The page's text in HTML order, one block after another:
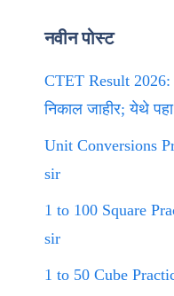
नवीन पोस्ट
CTET Result 2026:
निकाल जाहीर; येथे
Unit Conversions
sir
1 to 100 Square
sir
1 to 50 Cube